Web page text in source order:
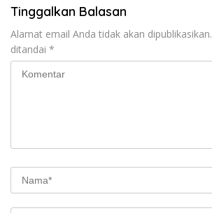
Tinggalkan Balasan
Alamat email Anda tidak akan dipublikasikan.
ditandai *